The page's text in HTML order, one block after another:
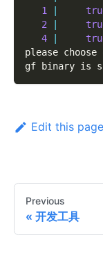
1
2
4
please
gf binary is
Edit this page
Previous
开发工具